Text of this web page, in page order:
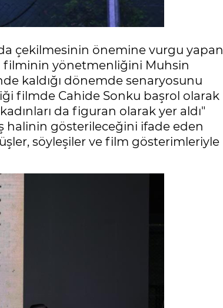
çekilmesinin önemine vurgu yapan
filminin yönetmenliğini Muhsin
kaldığı dönemde senaryosunu
filmde Cahide Sonku başrol olarak
da figuran olarak yer aldı"
halinin gösterileceğini ifade eden
söyleşiler ve film gösterimleriyle